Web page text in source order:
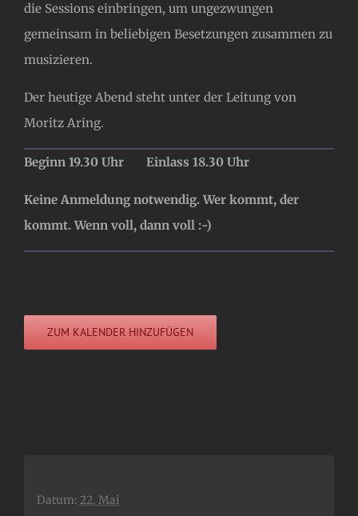
die Sessions einbringen, um ungezwungen
gemeinsam in beliebigen Besetzungen zusammen zu
musizieren.
Der heutige Abend steht unter der Leitung von
Moritz Aring.
Beginn 19.30 Uhr Einlass 18.30 Uhr
Keine Anmeldung notwendig. Wer kommt, der
kommt. Wenn voll, dann voll :-)
ZUM KALENDER HINZUFÜGEN
Datum: 22. Mai